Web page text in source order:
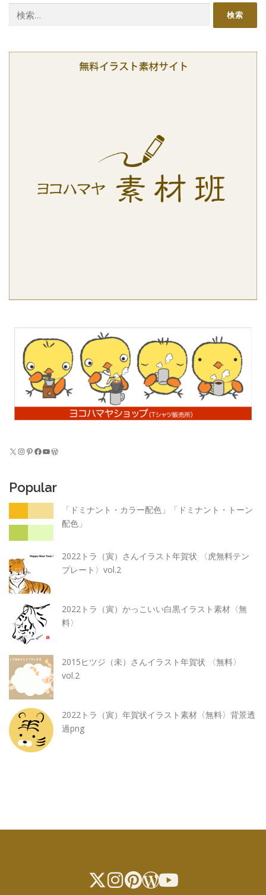
索:
X Instagram Pinterest Facebook YouTube WordPress
Popular
「ドミナント・カラー配色」「ドミナント・トーン
配色」
2022トラ（寅）さんイラスト年賀状 〈虎無料テン
プレート〉vol.2
2022トラ（寅）かっこいい白黒イラスト素材〈無
料〉
2015ヒツジ（未）さんイラスト年賀状 〈無料〉
vol.2
2022トラ（寅）年賀状イラスト素材〈無料〉背景透
過png